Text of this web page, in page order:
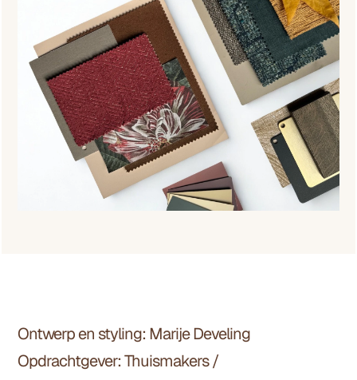
Projectinformatie
Ontwerp en styling: Marije Develing
Opdrachtgever:Thuismakers/